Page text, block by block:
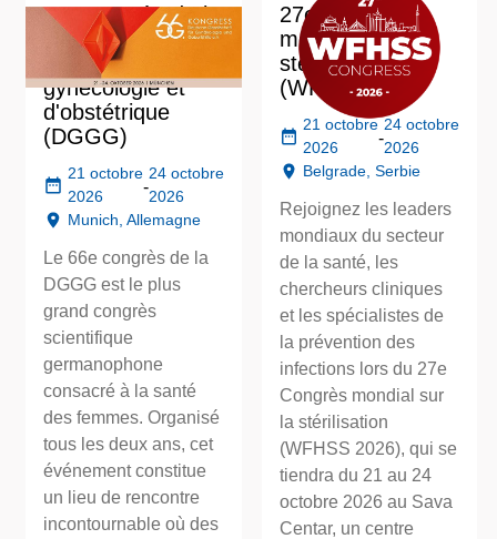
66e congrès de la
Société
allemande de
gynécologie et
d'obstétrique
(DGGG)
21 octobre
2026
-
24 octobre
2026
Munich, Allemagne
Le 66e congrès de la
DGGG est le plus
grand congrès
scientifique
germanophone
consacré à la santé
des femmes. Organisé
tous les deux ans, cet
événement constitue
un lieu de rencontre
incontournable où des
27e Congrès
mondial sur la
stérilisation
(WFHSS)
21 octobre
2026
-
24 octobre
2026
Belgrade, Serbie
Rejoignez les leaders
mondiaux du secteur
de la santé, les
chercheurs cliniques
et les spécialistes de
la prévention des
infections lors du 27e
Congrès mondial sur
la stérilisation
(WFHSS 2026), qui se
tiendra du 21 au 24
octobre 2026 au Sava
Centar, un centre